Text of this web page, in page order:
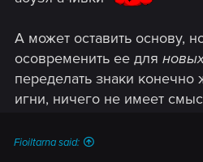
А может оставить основу,
осовременить ее для
переделать знаки конечно
игни, ничего не имеет
Fioiltarna said: